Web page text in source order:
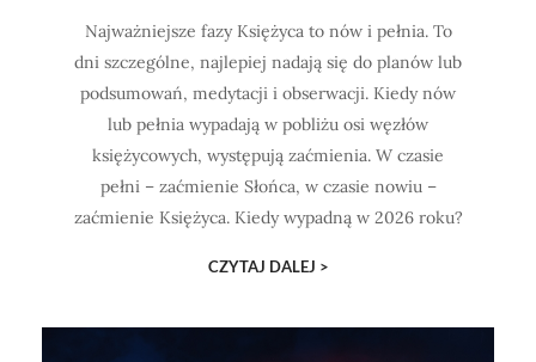
Najważniejsze fazy Księżyca to nów i pełnia. To
dni szczególne, najlepiej nadają się do planów lub
podsumowań, medytacji i obserwacji. Kiedy nów
lub pełnia wypadają w pobliżu osi węzłów
księżycowych, występują zaćmienia. W czasie
pełni – zaćmienie Słońca, w czasie nowiu –
zaćmienie Księżyca. Kiedy wypadną w 2026 roku?
CZYTAJ DALEJ >